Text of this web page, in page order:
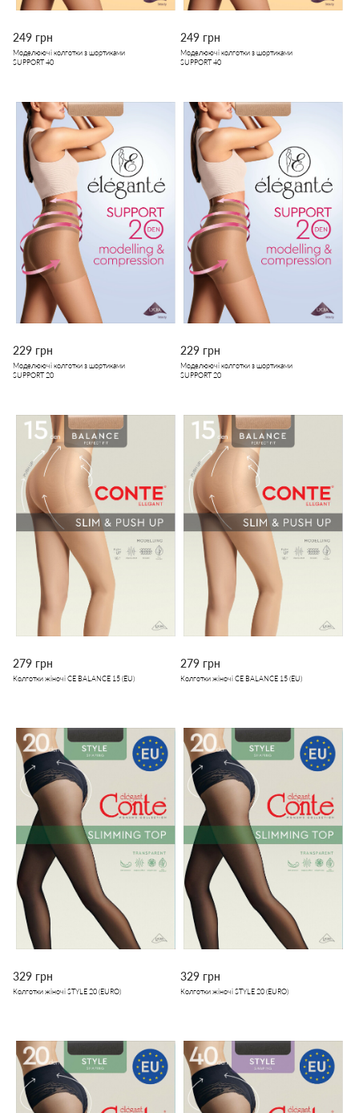
249 грн
Моделюючі колготки з шортиками
SUPPORT 40
249 грн
Моделюючі колготки з шортиками
SUPPORT 40
229 грн
Моделюючі колготки з шортиками
SUPPORT 20
229 грн
Моделюючі колготки з шортиками
SUPPORT 20
279 грн
Колготки жіночі CE BALANCE 15 (EU)
279 грн
Колготки жіночі CE BALANCE 15 (EU)
329 грн
Колготки жіночі STYLE 20 (EURO)
329 грн
Колготки жіночі STYLE 20 (EURO)